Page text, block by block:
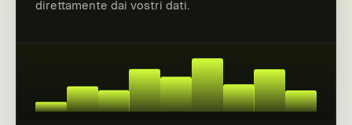
direttamente dai vostri dati.